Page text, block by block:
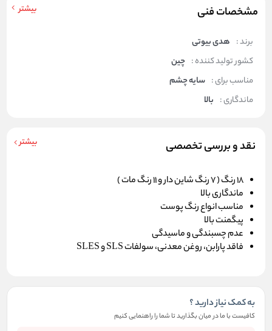
مشخصات فنی بیشتر
برند : هدی بیوتی
کشور تولید کننده : چین
مناسب برای : سایه چشم
ماندگاری : بالا
نقد و بررسی تخصصی بیشتر
18 رنگ ( 7 رنگ شاین دار و 11 رنگ مات )
ماندگاری بالا
مناسب انواع رنگ پوست
پیگمنت بالا
عدم چسبندگی و ماسیدگی
فاقد پارابن، روغن معدنی، سولفات SLS و SLES
به کمک نیاز دارید ؟
کافیست با ما در میان بگذارید تا شما را راهنمایی کنیم